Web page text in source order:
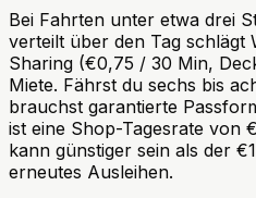
Bei Fahrten unter etwa drei
verteilt über den Tag schlägt
Sharing (€0,75 / 30 Min,
Miete. Fährst du sechs bis
brauchst garantierte
ist eine Shop-Tagesrate von
kann günstiger sein als der
erneutes Ausleihen.